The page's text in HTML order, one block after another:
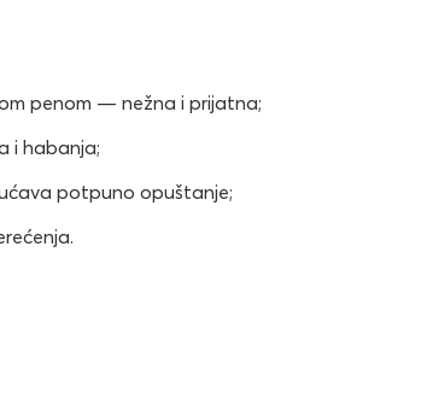
penom — nežna i prijatna;
i habanja;
potpuno opuštanje;